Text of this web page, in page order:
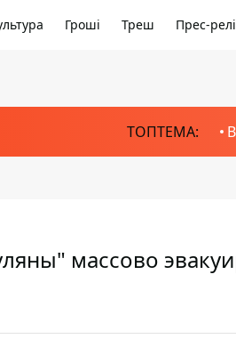
Гроші Треш Прес-
ТОПТЕМА:
массово